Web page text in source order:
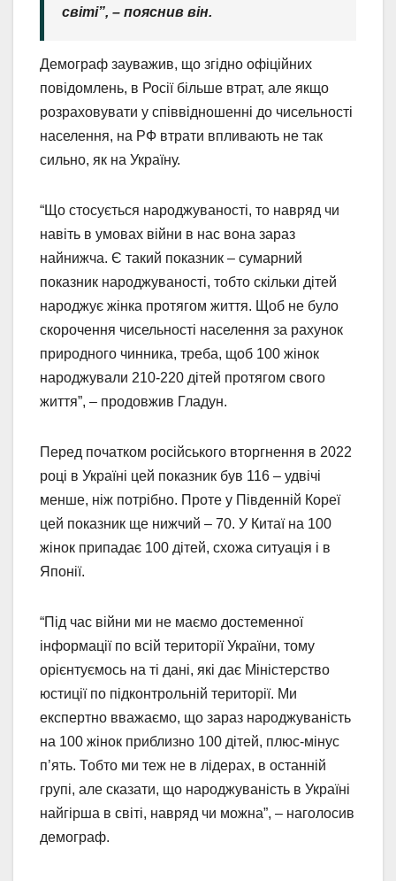
світі”, – пояснив він.
Демограф зауважив, що згідно офіційних
повідомлень, в Росії більше втрат, але якщо
розраховувати у співвідношенні до чисельності
населення, на РФ втрати впливають не так
сильно, як на Україну.
“Що стосується народжуваності, то навряд чи
навіть в умовах війни в нас вона зараз
найнижча. Є такий показник – сумарний
показник народжуваності, тобто скільки дітей
народжує жінка протягом життя. Щоб не було
скорочення чисельності населення за рахунок
природного чинника, треба, щоб 100 жінок
народжували 210-220 дітей протягом свого
життя”, – продовжив Гладун.
Перед початком російського вторгнення в 2022
році в Україні цей показник був 116 – удвічі
менше, ніж потрібно. Проте у Південній Кореї
цей показник ще нижчий – 70. У Китаї на 100
жінок припадає 100 дітей, схожа ситуація і в
Японії.
“Під час війни ми не маємо достеменної
інформації по всій території України, тому
орієнтуємось на ті дані, які дає Міністерство
юстиції по підконтрольній території. Ми
експертно вважаємо, що зараз народжуваність
на 100 жінок приблизно 100 дітей, плюс-мінус
п’ять. Тобто ми теж не в лідерах, в останній
групі, але сказати, що народжуваність в Україні
найгірша в світі, навряд чи можна”, – наголосив
демограф.